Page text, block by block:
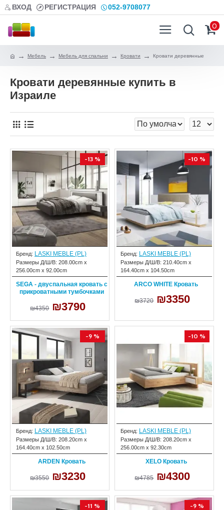
ВХОД РЕГИСТРАЦИЯ 052-9708077
0
Мебель Мебель для спальни Кровати Кровати деревянные
Кровати деревянные купить в
Израиле
-13 %
Бренд: LASKI MEBLE (PL)
Размеры Д/Ш/В: 208.00cm x
256.00cm x 92.00cm
SEGA - двуспальная кровать с
прикроватными тумбочками
₪4350 ₪3790
-10 %
Бренд: LASKI MEBLE (PL)
Размеры Д/Ш/В: 210.40cm x
164.40cm x 104.50cm
ARCO WHITE Кровать
₪3720 ₪3350
-9 %
Бренд: LASKI MEBLE (PL)
Размеры Д/Ш/В: 208.20cm x
164.40cm x 102.50cm
ARDEN Кровать
₪3550 ₪3230
-10 %
Бренд: LASKI MEBLE (PL)
Размеры Д/Ш/В: 208.20cm x
256.00cm x 92.30cm
XELO Кровать
₪4785 ₪4300
-11 % -9 %